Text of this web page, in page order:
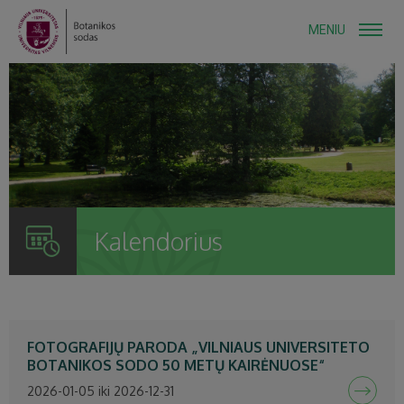
MENIU
Kalendorius
FOTOGRAFIJŲ PARODA „VILNIAUS UNIVERSITETO
BOTANIKOS SODO 50 METŲ KAIRĖNUOSE“
2026-01-05 iki 2026-12-31